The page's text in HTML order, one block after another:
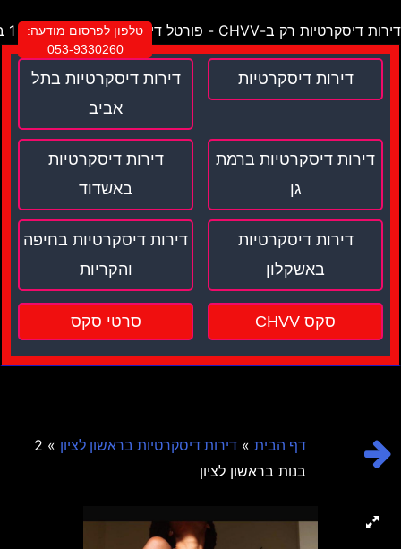
דירות דיסקרטיות רק ב-CHVV - פורטל דירות דיסקרטיות מספר 1 בישראל !
טלפון לפרסום מודעה:
053-9330260
דירות דיסקרטיות
דירות דיסקרטיות בתל
אביב
דירות דיסקרטיות ברמת
גן
דירות דיסקרטיות
באשדוד
דירות דיסקרטיות
באשקלון
דירות דיסקרטיות בחיפה
והקריות
סקס CHVV סרטי סקס
דף הבית» דירות דיסקרטיות בראשון לציון
» 2
בנות בראשון לציון